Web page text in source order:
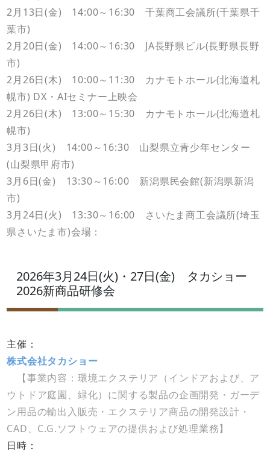
2月13日(金) 14:00～16:30 千葉商工会議所(千葉県千
葉市)
2月20日(金) 14:00～16:30 JA長野県ビル(長野県長野
市)
2月26日(木) 10:00～11:30 カナモトホール(北海道札
幌市) DX・AIセミナー上映会
2月26日(木) 13:00～15:30 カナモトホール(北海道札
幌市)
3月3日(火) 14:00～16:30 山梨県立青少年センター
(山梨県甲府市)
3月6日(金) 13:30～16:00 新潟県民会館(新潟県新潟
市)
3月24日(火) 13:30～16:00 さいたま商工会議所(埼玉
県さいたま市)会場：
2026年3月24日(火)・27日(金) タカショー
2026新商品研修会
主催：
株式会社タカショー
【事業内容：環境エクステリア（インドアおよび、ア
ウトドア庭園、緑化）に関する製品の企画開発・ガーデ
ン用品の輸出入販売・エクステリア商品の開発設計・
CAD、C.G.ソフトウェアの提供および処理業務】
日時：